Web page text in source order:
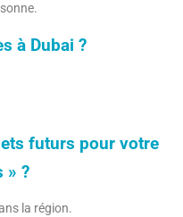
à Dubai ?
futurs pour votre
» ?
la région.